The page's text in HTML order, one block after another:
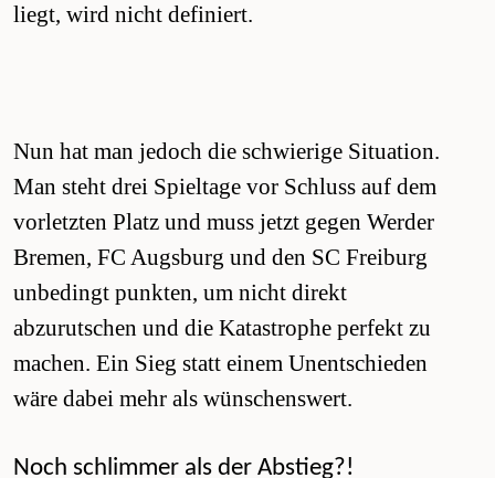
liegt, wird nicht definiert.
Nun hat man jedoch die schwierige Situation.
Man steht drei Spieltage vor Schluss auf dem
vorletzten Platz und muss jetzt gegen Werder
Bremen, FC Augsburg und den SC Freiburg
unbedingt punkten, um nicht direkt
abzurutschen und die Katastrophe perfekt zu
machen. Ein Sieg statt einem Unentschieden
wäre dabei mehr als wünschenswert.
Noch schlimmer als der Abstieg?!